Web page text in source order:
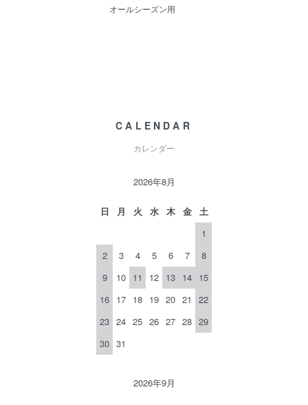
オールシーズン用
CALENDAR
カレンダー
2026年8月
日 月 火 水 木 金
土
1
2
3 4 5 6 7
8
9
10 11 12 13 14 15
16 17 18 19 20 21
22
23 24 25 26 27 28 29
30 31
2026年9月